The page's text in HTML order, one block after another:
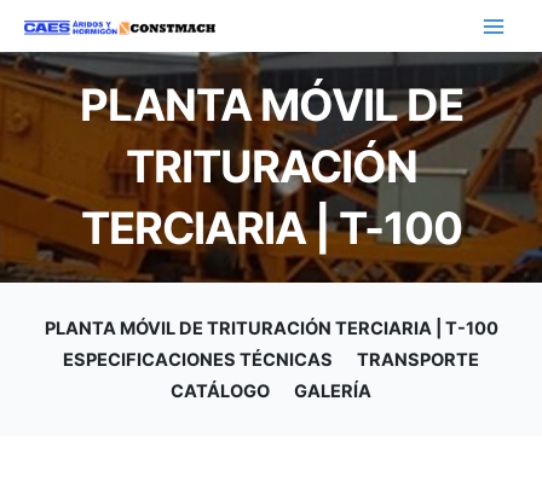
PLANTA MÓVIL DE
TRITURACIÓN
TERCIARIA | T-100
PLANTA MÓVIL DE TRITURACIÓN TERCIARIA | T-100
ESPECIFICACIONES TÉCNICAS
TRANSPORTE
CATÁLOGO
GALERÍA